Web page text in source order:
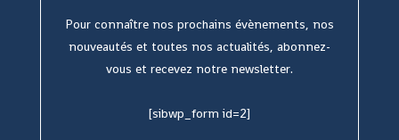
Pour connaître nos prochains évènements, nos
nouveautés et toutes nos actualités, abonnez-
vous et recevez notre newsletter.
[sibwp_form id=2]